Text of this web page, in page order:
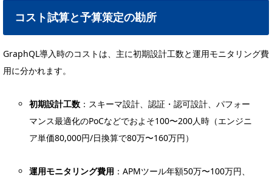
コスト試算と予算策定の勘所
GraphQL導入時のコストは、主に初期設計工数と運用モニタリング費
用に分かれます。
初期設計工数 ：スキーマ設計、認証・認可設計、パフォー
マンス最適化のPoCなどでおよそ100〜200人時（エンジニ
ア単価80,000円/日換算で80万〜160万円）
運用モニタリング費用 ：APMツール年額50万〜100万円、